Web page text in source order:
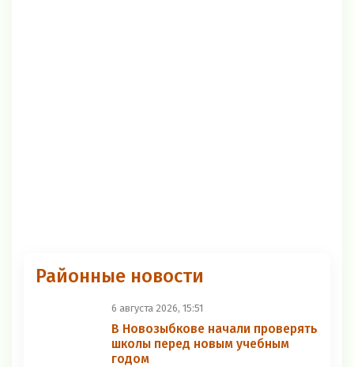
Районные новости
6 августа 2026, 15:51
В Новозыбкове начали проверять
школы перед новым учебным
годом